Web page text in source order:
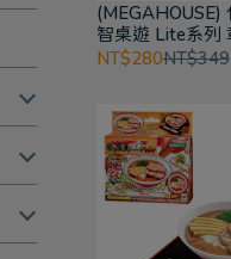
(MEGAHOUSE)
智桌遊 Lite系列
味拼圖
NT$280NT$349